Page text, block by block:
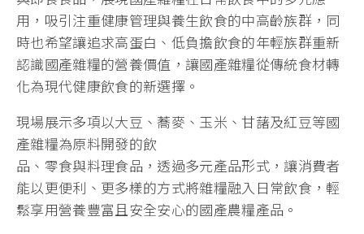
用，吸引注重健康管理與養生飲食的中高齡族群，同
時也希望讓追求高蛋白、低負擔飲食的年輕族群重新
認識國產雜糧的營養價值，讓國產雜糧從傳統食材轉
化為現代健康飲食的新選擇。
現場展示多項以大豆、蕎麥、玉米、甘藷及紅豆等國
產雜糧為原料開發的飲
品、零食與料理食品，透過多元產品形式，讓消費者
能以更便利、更多樣的方式將雜糧融入日常飲食，輕
鬆享用營養豐富且安全安心的國產農糧產品。